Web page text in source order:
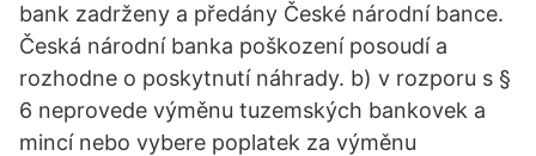
bank zadrženy a předány České národní bance.
Česká národní banka poškození posoudí a
rozhodne o poskytnutí náhrady. b) v rozporu s §
6 neprovede výměnu tuzemských bankovek a
mincí nebo vybere poplatek za výměnu